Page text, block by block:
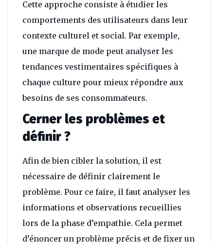
Cette approche consiste à étudier les
comportements des utilisateurs dans leur
contexte culturel et social. Par exemple,
une marque de mode peut analyser les
tendances vestimentaires spécifiques à
chaque culture pour mieux répondre aux
besoins de ses consommateurs.
Cerner les problèmes et
définir ?
Afin de bien cibler la solution, il est
nécessaire de définir clairement le
problème. Pour ce faire, il faut analyser les
informations et observations recueillies
lors de la phase d’empathie. Cela permet
d’énoncer un problème précis et de fixer un